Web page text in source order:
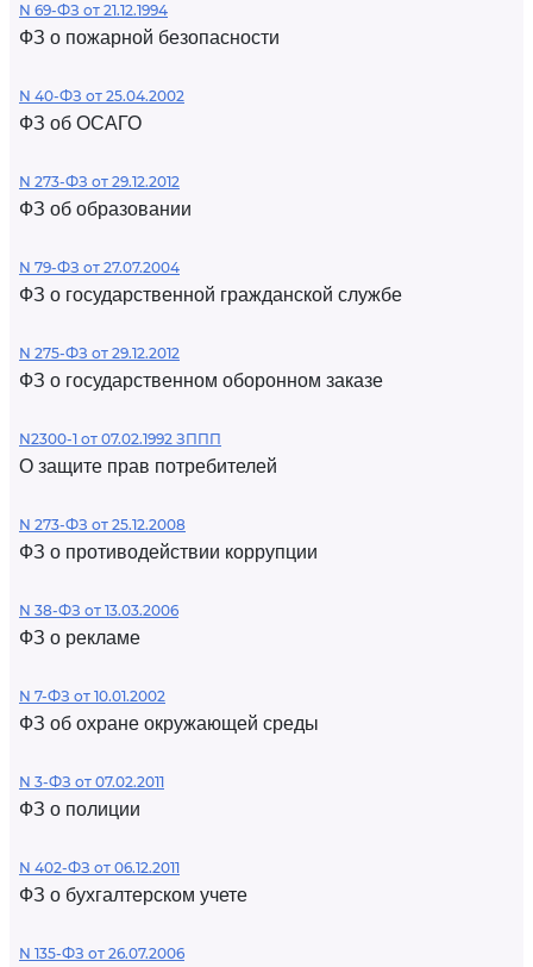
N 69-ФЗ от 21.12.1994
ФЗ о пожарной безопасности
N 40-ФЗ от 25.04.2002
ФЗ об ОСАГО
N 273-ФЗ от 29.12.2012
ФЗ об образовании
N 79-ФЗ от 27.07.2004
ФЗ о государственной гражданской службе
N 275-ФЗ от 29.12.2012
ФЗ о государственном оборонном заказе
N2300-1 от 07.02.1992 ЗППП
О защите прав потребителей
N 273-ФЗ от 25.12.2008
ФЗ о противодействии коррупции
N 38-ФЗ от 13.03.2006
ФЗ о рекламе
N 7-ФЗ от 10.01.2002
ФЗ об охране окружающей среды
N 3-ФЗ от 07.02.2011
ФЗ о полиции
N 402-ФЗ от 06.12.2011
ФЗ о бухгалтерском учете
N 135-ФЗ от 26.07.2006